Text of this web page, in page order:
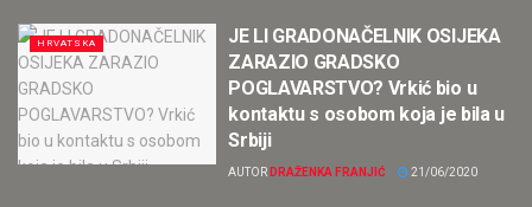
HRVATSKA
JE LI GRADONAČELNIK OSIJEKA
ZARAZIO GRADSKO
POGLAVARSTVO? Vrkić bio u
kontaktu s osobom koja je bila u
Srbiji
AUTOR DRAŽENKA FRANJIĆ 21/06/2020